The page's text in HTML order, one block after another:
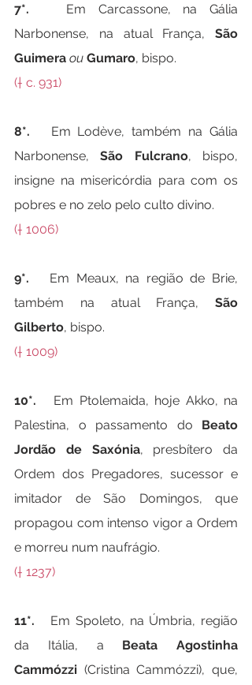
7*. Em Carcassone, na Gália
Narbonense, na atual França, São
Guimera ou Gumaro, bispo.
(† c. 931)
8*. Em Lodève, também na Gália
Narbonense, São Fulcrano, bispo,
insigne na misericórdia para com os
pobres e no zelo pelo culto divino.
(† 1006)
9*. Em Meaux, na região de Brie,
também na atual França, São
Gilberto, bispo.
(† 1009)
10*. Em Ptolemaida, hoje Akko, na
Palestina, o passamento do Beato
Jordão de Saxónia, presbítero da
Ordem dos Pregadores, sucessor e
imitador de São Domingos, que
propagou com intenso vigor a Ordem
e morreu num naufrágio.
(† 1237)
11*. Em Spoleto, na Úmbria, região
da Itália, a Beata Agostinha
Cammózzi (Cristina Cammózzi), que,